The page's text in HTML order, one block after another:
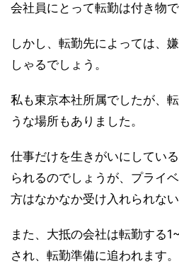
会社員にとって転勤は付き物で
しかし、転勤先によっては、
しゃるでしょう。
私も東京本社所属でしたが、
うな場所もありました。
仕事だけを生きがいにしてい
られるのでしょうが、プライ
方はなかなか受け入れられない
また、大抵の会社は転勤する
され、転勤準備に追われます。